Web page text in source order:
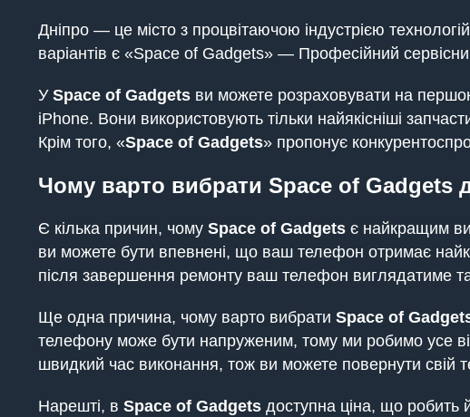
Дніпро — це місто з процвітаючою індустрією
варіантів є «Space of Gadgets» — Професійний
У Space of Gadgets ви можете розраховувати на
iPhone. Вони використовують тільки найякісніші
Крім того, «Space of Gadgets» пропонує
Чому варто вибрати Space of Gadgets
Є кілька причин, чому Space of Gadgets є найкращим
ви можете бути впевнені, що ваш телефон отримає
після завершення ремонту ваш телефон виглядатиме
Ще одна причина, чому варто вибрати Space of
телефону може бути напруженим, тому ми робимо усе
швидкий час виконання, тож ви можете повернути
Нарешті, в Space of Gadgets доступна ціна, що робить